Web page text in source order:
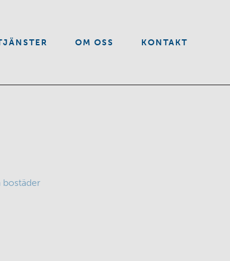
OM OSS KONTAKT
bostäder